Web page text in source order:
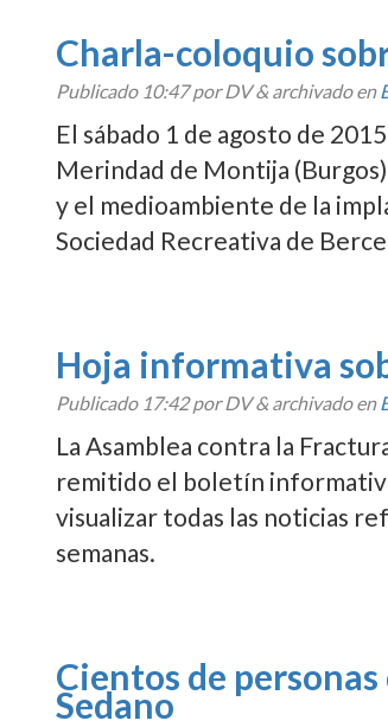
Charla-coloquio
Publicado 10:47por DV&archivado en
El sábado 1 de agosto de
Merindad de Montija
y el medioambiente de la
Sociedad Recreativa de
Hoja informativa
Publicado 17:42por DV&archivado en
La Asamblea contra la
remitido el boletí­n
visualizar todas las noticias
semanas.
Cientos de
Sedano